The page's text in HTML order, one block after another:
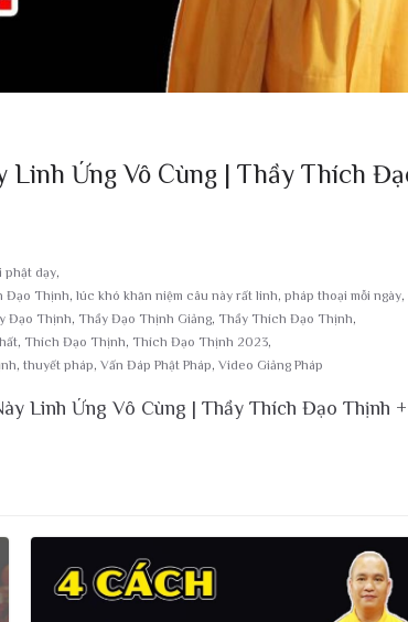
Ứng Vô Cùng | Thầy Thích
phật dạy,
Đạo Thịnh, lúc khó khăn niệm câu này rất linh, pháp thoại mỗi ngày,
Đạo Thịnh, Thầy Đạo Thịnh Giảng, Thầy Thích Đạo Thịnh,
, Thích Đạo Thịnh, Thích Đạo Thịnh 2023,
, thuyết pháp, Vấn Đáp Phật Pháp, Video Giảng Pháp
Linh Ứng Vô Cùng | Thầy Thích Đạo Thịnh +